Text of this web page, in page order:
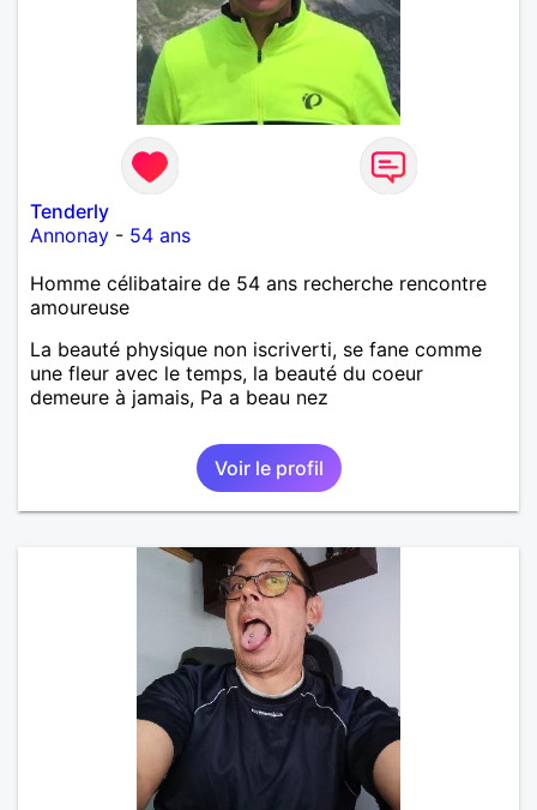
Tenderly
Annonay - 54 ans
Homme célibataire de 54 ans recherche rencontre
amoureuse
La beauté physique non iscriverti, se fane comme
une fleur avec le temps, la beauté du coeur
demeure à jamais, Pa a beau nez
Voir le profil